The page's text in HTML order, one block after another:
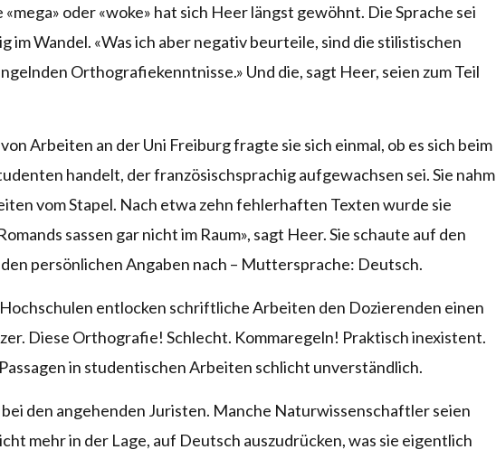
oder «woke» hat sich Heer längst gewöhnt. Die Sprache sei
im Wandel. «Was ich aber negativ beurteile, sind die stilistischen
Orthografiekenntnisse.» Und die, sagt Heer, seien zum Teil
Arbeiten an der Uni Freiburg fragte sie sich einmal, ob es sich beim
handelt, der französischsprachig aufgewachsen sei. Sie nahm
vom Stapel. Nach etwa zehn fehlerhaften Texten wurde sie
sassen gar nicht im Raum», sagt Heer. Sie schaute auf den
persönlichen Angaben nach – Muttersprache: Deutsch.
entlocken schriftliche Arbeiten den Dozierenden einen
Diese Orthografie! Schlecht. Kommaregeln! Praktisch inexistent.
in studentischen Arbeiten schlicht unverständlich.
bei den angehenden Juristen. Manche Naturwissenschaftler seien
mehr in der Lage, auf Deutsch auszudrücken, was sie eigentlich